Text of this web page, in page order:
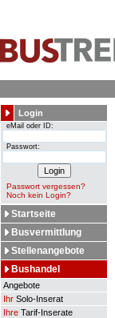
Login
eMail oder ID:
Passwort:
Passwort vergessen?
Noch kein Login?
Startseite
Busvermittlung
Stellenangebote
Bushandel
Angebote
Ihr Solo-Inserat
Ihre Tarif-Inserate